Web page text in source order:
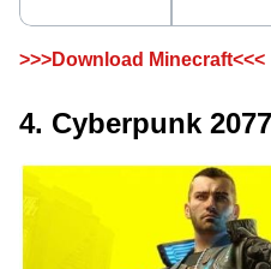
>>>Download Minecraft<<<
4. Cyberpunk 2077